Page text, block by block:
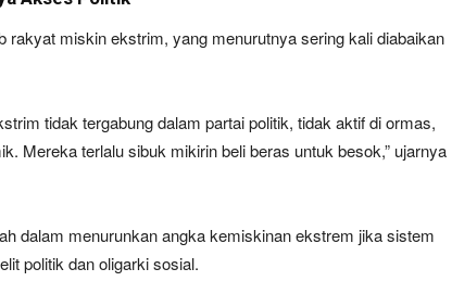
rakyat miskin ekstrim, yang menurutnya sering kali diabaikan
tidak tergabung dalam partai politik, tidak aktif di ormas,
Mereka terlalu sibuk mikirin beli beras untuk besok,” ujarnya
dalam menurunkan angka kemiskinan ekstrem jika sistem
politik dan oligarki sosial.